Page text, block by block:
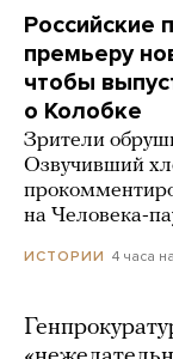
Российские
премьеру
чтобы
о Колобке
Зрители
Озвучивший
на Человека-
ИСТОРИИ 4 часа